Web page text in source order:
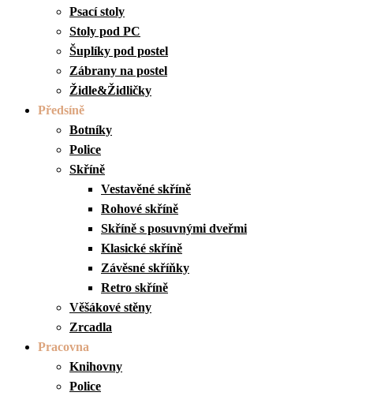
Psací stoly
Stoly pod PC
Šuplíky pod postel
Zábrany na postel
Židle&Židličky
Předsíně
Botníky
Police
Skříně
Vestavěné skříně
Rohové skříně
Skříně s posuvnými dveřmi
Klasické skříně
Závěsné skříňky
Retro skříně
Věšákové stěny
Zrcadla
Pracovna
Knihovny
Police